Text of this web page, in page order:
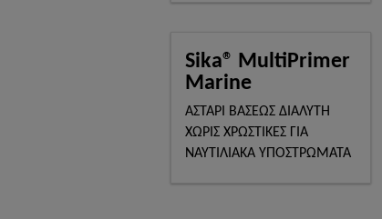
Sika® MultiPrimer
Marine
ΑΣΤΑΡΙ ΒΑΣΕΩΣ ΔΙΑΛΥΤΗ
ΧΩΡΙΣ ΧΡΩΣΤΙΚΕΣ ΓΙΑ
ΝΑΥΤΙΛΙΑΚΑ ΥΠΟΣΤΡΩΜΑΤΑ